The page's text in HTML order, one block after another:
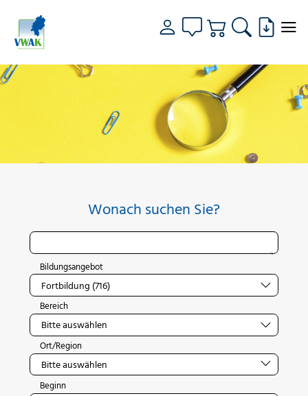
Wonach suchen Sie?
Bildungsangebot
Bereich
Ort/Region
Beginn